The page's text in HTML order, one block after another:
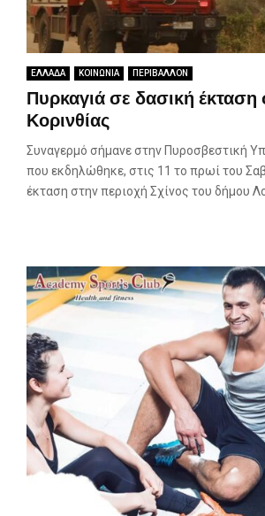
ΕΛΛΑΔΑ ΚΟΙΝΩΝΙΑ ΠΕΡΙΒΑΛΛΟΝ
Πυρκαγιά σε δασική έκταση
Κορινθίας
Συναγερμό σήμανε στην Πυροσβεστική
που εκδηλώθηκε, στις 11 το πρωί του
έκταση στην περιοχή Σχίνος του δήμου